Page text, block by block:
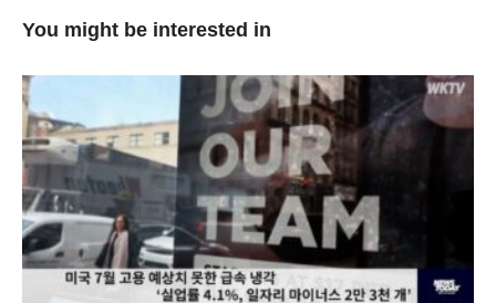
You might be interested in